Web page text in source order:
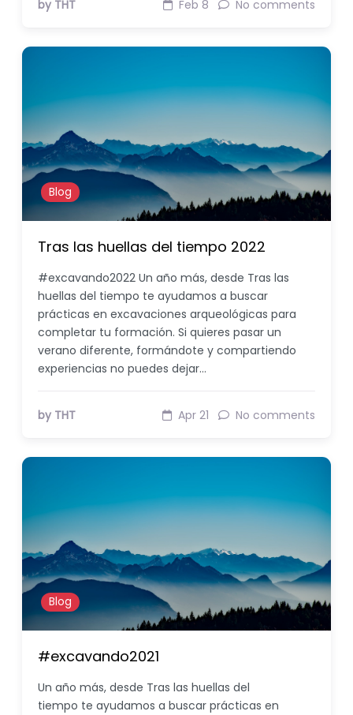
by THT Feb 8 No comments
Blog
Tras las huellas del tiempo 2022
#excavando2022 Un año más, desde Tras las
huellas del tiempo te ayudamos a buscar
prácticas en excavaciones arqueológicas para
completar tu formación. Si quieres pasar un
verano diferente, formándote y compartiendo
experiencias no puedes dejar…
by THT Apr 21 No comments
Blog
#excavando2021
Un año más, desde Tras las huellas del
tiempo te ayudamos a buscar prácticas en